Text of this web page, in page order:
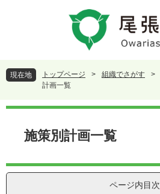
頭
で
。
飛
ば
て
現在地 トップページ > 組織でさがす >
計画一覧
本
施策別計画一覧
ページ内目次